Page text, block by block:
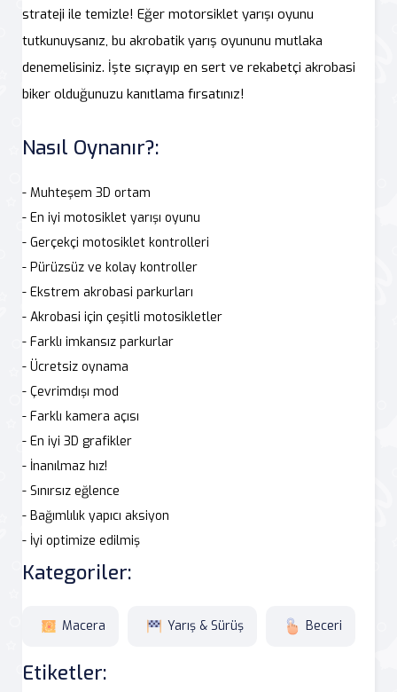
strateji ile temizle! Eğer motorsiklet yarışı oyunu
tutkunuysanız, bu akrobatik yarış oyununu mutlaka
denemelisiniz. İşte sıçrayıp en sert ve rekabetçi akrobasi
biker olduğunuzu kanıtlama fırsatınız!
Nasıl Oynanır?:
- Muhteşem 3D ortam
- En iyi motosiklet yarışı oyunu
- Gerçekçi motosiklet kontrolleri
- Pürüzsüz ve kolay kontroller
- Ekstrem akrobasi parkurları
- Akrobasi için çeşitli motosikletler
- Farklı imkansız parkurlar
- Ücretsiz oynama
- Çevrimdışı mod
- Farklı kamera açısı
- En iyi 3D grafikler
- İnanılmaz hız!
- Sınırsız eğlence
- Bağımlılık yapıcı aksiyon
- İyi optimize edilmiş
Kategoriler:
Macera Yarış & Sürüş Beceri
Etiketler: